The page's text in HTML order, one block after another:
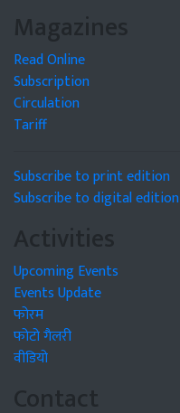
Magazines
Read Online
Subscription
Circulation
Tariff
Subscribe to print edition
Subscribe to digital edition
Activities
Upcoming Events
Events Update
फोरम
फोटो गैलरी
वीडियो
Contact